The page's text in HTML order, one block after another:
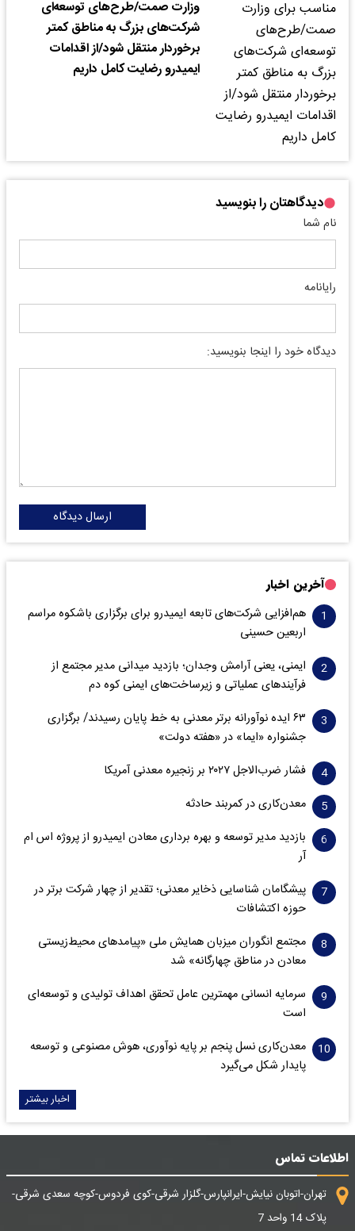
وزارت صمت/طرح‌های توسعه‌ای
شرکت‌های بزرگ به مناطق کمتر
برخوردار منتقل شود/از اقدامات
ایمیدرو رضایت کامل داریم
دیدگاهتان را بنویسید
نام شما
رایانامه
دیدگاه خود را اینجا بنویسید:
ارسال دیدگاه
آخرین اخبار
هم‌افزایی شرکت‌های تابعه ایمیدرو برای برگزاری باشکوه مراسم
اربعین حسینی
ایمنی، یعنی آرامش وجدان؛ بازدید میدانی مدیر مجتمع از
فرآیندهای عملیاتی و زیرساخت‌های ایمنی کوه دم
۶۳ ایده نوآورانه برتر معدنی به خط پایان رسیدند/ برگزاری
جشنواره «ایما» در «هفته دولت»
فشار ضرب‌الاجل ۲۰۲۷ بر زنجیره معدنی آمریکا
معدن‌کاری در کمربند حادثه
بازدید مدیر توسعه و بهره برداری معادن ایمیدرو از پروژه اس ام
آر
پیشگامان شناسایی ذخایر معدنی؛ تقدیر از چهار شرکت برتر در
حوزه اکتشافات‌
مجتمع انگوران میزبان همایش ملی «پیامدهای محیط‌زیستی
معادن در مناطق چهارگانه» شد
سرمایه انسانی مهمترین عامل تحقق اهداف تولیدی و توسعه‌ای
است
معدن‌کاری نسل پنجم بر پایه نوآوری، هوش مصنوعی و توسعه
پایدار شکل می‌گیرد
اخبار بیشتر
اطلاعات تماس
تهران-اتوبان نیایش-ایرانپارس-گلزار شرقی-کوی فردوس-کوچه سعدی شرقی-
پلاک 14 واحد 7